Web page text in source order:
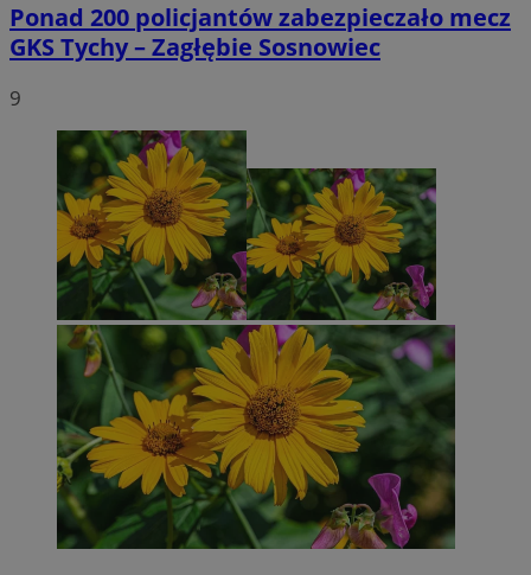
Ponad 200 policjantów zabezpieczało mecz
GKS Tychy – Zagłębie Sosnowiec
9